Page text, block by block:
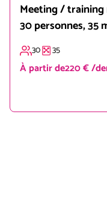
Meeting /
30 personnes, 35
30 35
À partir de220 € /